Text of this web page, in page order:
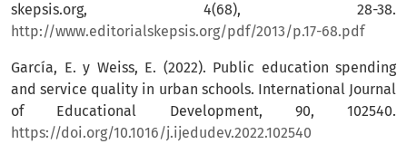
skepsis.org, 4(68), 28-38.
http://www.editorialskepsis.org/pdf/2013/p.17-68.pdf
García, E. y Weiss, E. (2022). Public education spending
and service quality in urban schools. International Journal
of Educational Development, 90, 102540.
https://doi.org/10.1016/j.ijedudev.2022.102540